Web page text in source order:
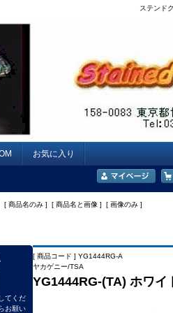
ステンド
お気に入り
[ 商品名のみ ] [ 商品名と画像 ] [ 画像のみ ]
[ 商品コード ] YG1444RG-A
ヤカゲニー/TSA
YG1444RG-(TA) ホワ
てくだ
お願い